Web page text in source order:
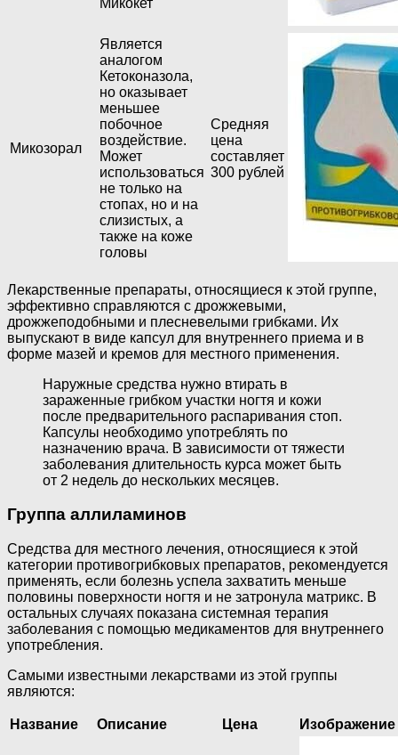
Микозорал
Является
аналогом
Кетоконазола,
но оказывает
меньшее
побочное
воздействие.
Может
использоваться
не только на
стопах, но и на
слизистых, а
также на коже
головы
Средняя
цена
составляет
300 рублей
Лекарственные препараты, относящиеся к этой группе,
эффективно справляются с дрожжевыми,
дрожжеподобными и плесневелыми грибками. Их
выпускают в виде капсул для внутреннего приема и в
форме мазей и кремов для местного применения.
Наружные средства нужно втирать в
зараженные грибком участки ногтя и кожи
после предварительного распаривания стоп.
Капсулы необходимо употреблять по
назначению врача. В зависимости от тяжести
заболевания длительность курса может быть
от 2 недель до нескольких месяцев.
Группа аллиламинов
Средства для местного лечения, относящиеся к этой
категории противогрибковых препаратов, рекомендуется
применять, если болезнь успела захватить меньше
половины поверхности ногтя и не затронула матрикс. В
остальных случаях показана системная терапия
заболевания с помощью медикаментов для внутреннего
употребления.
Самыми известными лекарствами из этой группы
являются:
Название Описание Цена Изображение